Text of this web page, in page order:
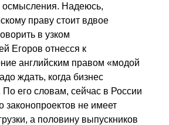
осмысления. Надеюсь,
праву стоит вдвое
в узком
Егоров отнесся к
английским правом «модой
ждать, когда бизнес
По его словам, сейчас в России
законопроектов не имеет
а половину выпускников